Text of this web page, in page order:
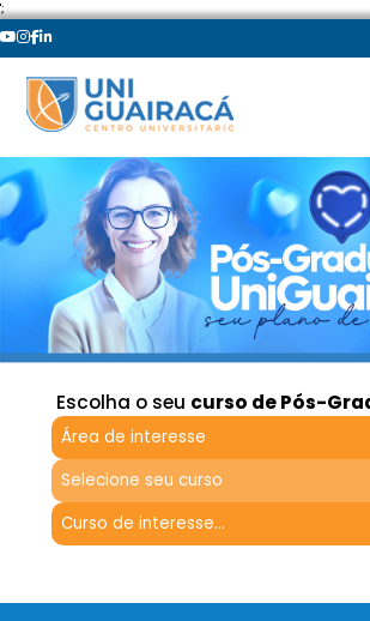
';
Escolha o seu curso de Pós-
Área de interesse
Selecione seu curso